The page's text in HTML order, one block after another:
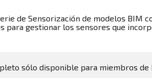
de Sensorización de modelos BIM
para gestionar los sensores que
sólo disponible para miembros de